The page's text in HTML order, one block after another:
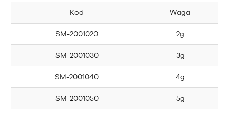
Kod Waga
SM-2001020 2g
SM-2001030 3g
SM-2001040 4g
SM-2001050 5g